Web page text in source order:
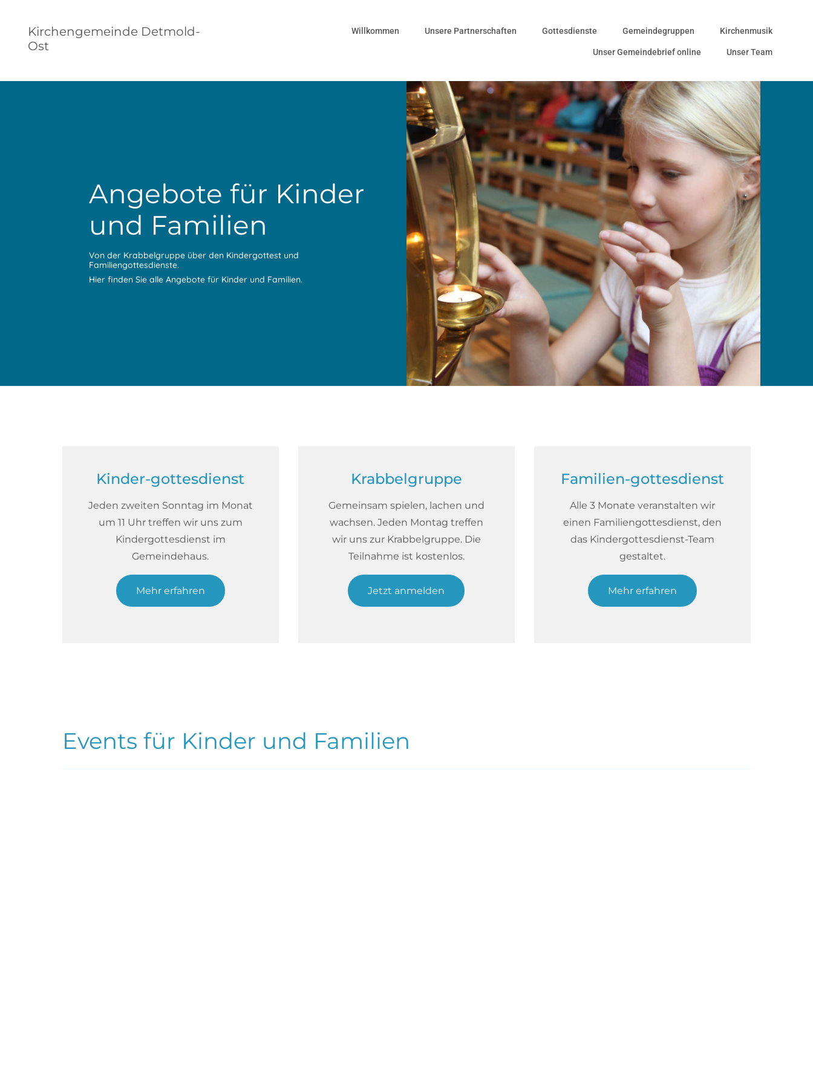
Kirchengemeinde Detmold-
Ost
Willkommen Unsere Partnerschaften Gottesdienste Gemeindegruppen Kirchenmusik
Unser Gemeindebrief online Unser Team
Angebote für Kinder
und Familien
Von der Krabbelgruppe über den Kindergottest und
Familiengottesdienste.
Hier finden Sie alle Angebote für Kinder und Familien.
Kinder-gottesdienst
Jeden zweiten Sonntag im Monat
um 11 Uhr treffen wir uns zum
Kindergottesdienst im
Gemeindehaus.
Mehr erfahren
Krabbelgruppe
Gemeinsam spielen, lachen und
wachsen. Jeden Montag treffen
wir uns zur Krabbelgruppe. Die
Teilnahme ist kostenlos.
Jetzt anmelden
Familien-gottesdienst
Alle 3 Monate veranstalten wir
einen Familiengottesdienst, den
das Kindergottesdienst-Team
gestaltet.
Mehr erfahren
Events für Kinder und Familien